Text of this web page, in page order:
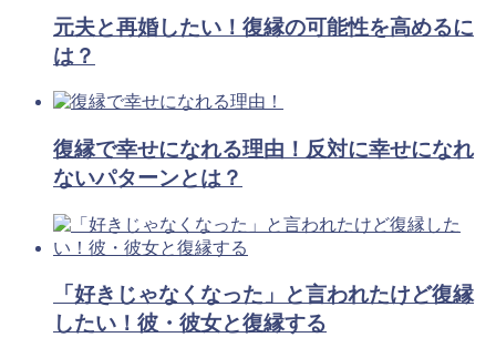
元夫と再婚したい！復縁の可能性を高めるに
は？
復縁で幸せになれる理由！反対に幸せになれ
ないパターンとは？
「好きじゃなくなった」と言われたけど復縁
したい！彼・彼女と復縁する